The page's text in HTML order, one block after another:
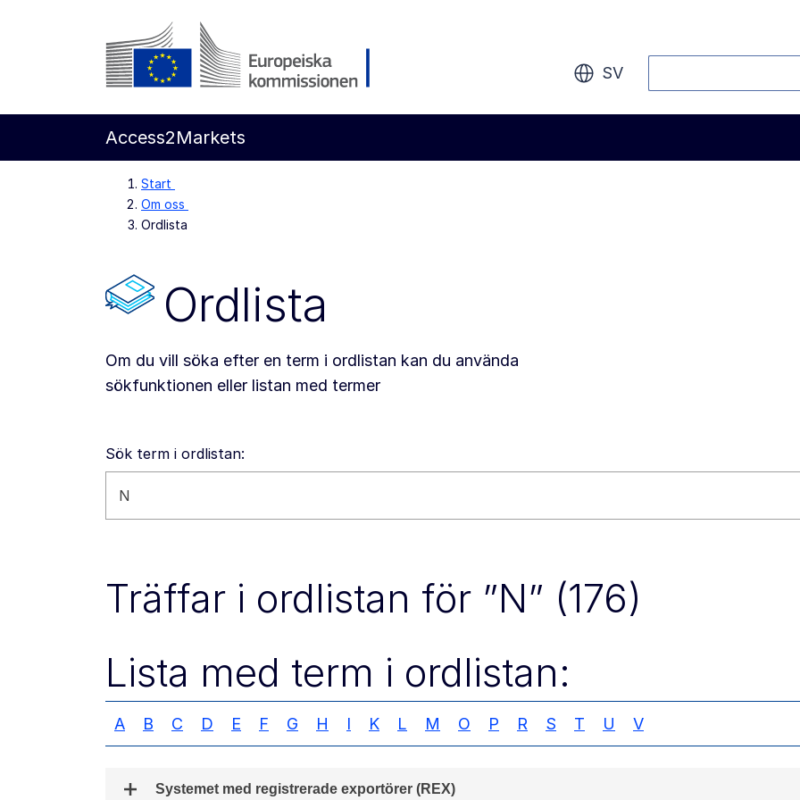
Gå direkt till innehållet
SV
Access2Markets
Start
Om oss
Ordlista
Ordlista
Om du vill söka efter en term i ordlistan kan du använda
sökfunktionen eller listan med termer
Sök term i ordlistan:
Sök på den här webbplatsen
Träffar i ordlistan för ”N” (176)
Lista med term i ordlistan:
A B C D E F G H I K L M O P R S T U V
Systemet med registrerade exportörer (REX)